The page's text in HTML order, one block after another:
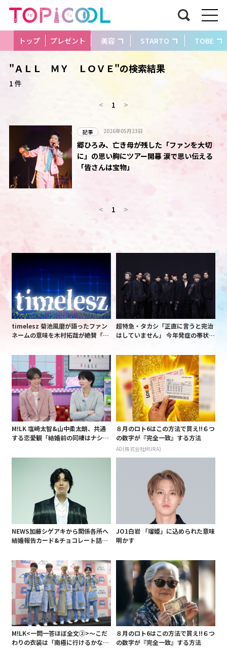
トップ プレゼント 美容 STARTO TOBE
"ＡＬＬ ＭＹ ＬＯＶＥ"の検索結果
1 件
< 1 >
記事 2026年05月23日
郷ひろみ、亡き母が残した「ファンを大切
に」の思い胸にツアー開幕 涙で思い伝える
「皆さんは宝物」
< 1 >
timelesz 菊池風磨が語ったファン
ネームの意味を木村拓哉が絶賛「考
超特急・タカシ「正直に言うと完治
はしていません」 今年発症の帯状疱
白 後遺症も語る
M!LK 塩崎太智&山中柔太朗、共通
する恋愛観「結婚前の同棲はナシ」
８月のロト6はこの方法で買え!!６つ
の数字が『完全一致』する方法
AD(株式会社MURA)
NEWS加藤シゲアキから関係各所へ
結婚報告カード&チョコレート詰め
も添えて
JO1白岩 「瑠姫」に込められた意味
明かす
M!LK<一問一答ほぼ全文②>～こだ
わりの衣装は「南極に行けるかなと
８月のロト6はこの方法で買え!!６つ
の数字が『完全一致』する方法